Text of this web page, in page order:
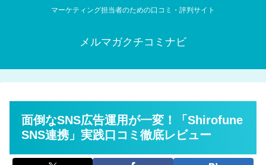
マーケティング担当者のための口コミ・評判サイト
メルマガクチコミナビ
面倒なSNS広告運用が一変！「Shirofune
SNS連携」実践口コミ徹底レビュー